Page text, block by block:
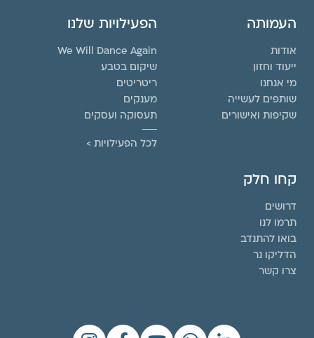
העמותה
אודות
ייעוד וחזון
מי אנחנו
שותפים לעשייה
שקיפות ואישורים
הפעילויות שלנו
We Will Dance Again
שיקום בטבע
ריטריטים
מענקים
תעסוקה ועסקים
לכל הפעילויות >
קחו חלק
דרושים
תרמו לנו
בואו להתנדב
הדליקו נר
צרו קשר